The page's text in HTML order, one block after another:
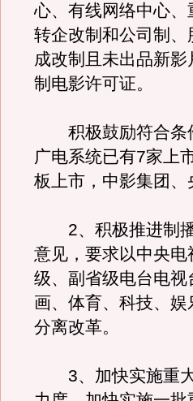
心、有线网络中心
转企改制和公司制
成改制且未出品新
制电影许可证。
积极鼓励符合条
广电系统已有7家上
板上市，中影集团
2、积极推进制播
意见，要求以中央
级、副省级电台电
画、体育、科技、
分离改革。
3、加快实施重大